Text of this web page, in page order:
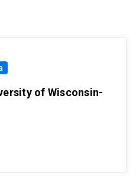
of Wisconsin-